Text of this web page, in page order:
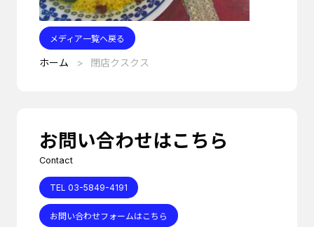
メディア一覧へ戻る
ホーム 閉店クスクス
お問い合わせはこちら
Contact
TEL 03-5849-4191
お問い合わせフォームはこちら